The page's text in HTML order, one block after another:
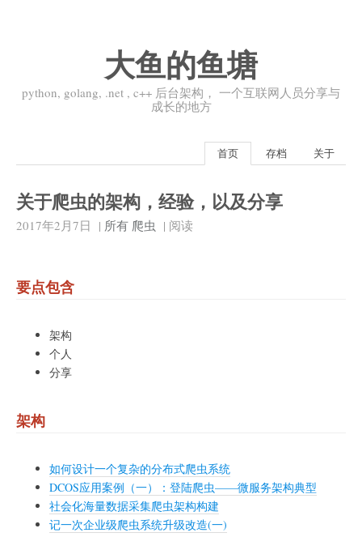
大鱼的鱼塘
python, golang, .net , c++ 后台架构， 一个互联网人员分享与
成长的地方
首页 存档 关于
关于爬虫的架构，经验，以及分享
2017年2月7日 | 所有 爬虫 | 阅读
要点包含
架构
个人
分享
架构
如何设计一个复杂的分布式爬虫系统
DCOS应用案例（一）：登陆爬虫——微服务架构典型
社会化海量数据采集爬虫架构构建
记一次企业级爬虫系统升级改造(一)